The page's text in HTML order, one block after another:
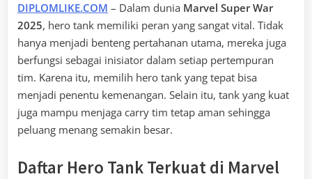
DIPLOMLIKE.COM – Dalam dunia Marvel Super War
2025, hero tank memiliki peran yang sangat vital. Tidak
hanya menjadi benteng pertahanan utama, mereka juga
berfungsi sebagai inisiator dalam setiap pertempuran
tim. Karena itu, memilih hero tank yang tepat bisa
menjadi penentu kemenangan. Selain itu, tank yang kuat
juga mampu menjaga carry tim tetap aman sehingga
peluang menang semakin besar.
Daftar Hero Tank Terkuat di Marvel